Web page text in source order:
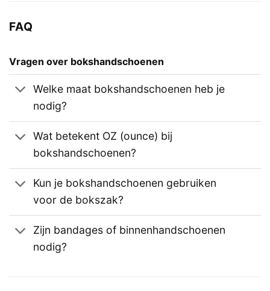
FAQ
Vragen over bokshandschoenen
Welke maat bokshandschoenen heb je
nodig?
Wat betekent OZ (ounce) bij
bokshandschoenen?
Kun je bokshandschoenen gebruiken
voor de bokszak?
Zijn bandages of binnenhandschoenen
nodig?